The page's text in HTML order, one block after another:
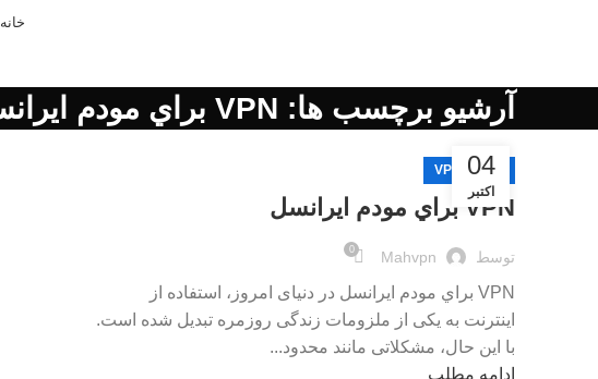
خانه
آرشیو برچسب ها: VPN براي مودم ايرانسل
04
اکتبر
آموزش VPN
VPN براي مودم ايرانسل
توسط Mahvpn
0
VPN براي مودم ايرانسل در دنیای امروز، استفاده از
اینترنت به یکی از ملزومات زندگی روزمره تبدیل شده است.
با این حال، مشکلاتی مانند محدود...
ادامه مطلب